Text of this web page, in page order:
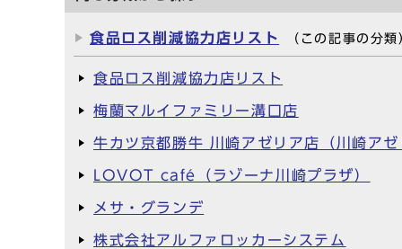
食品ロス削減協力店リスト （この記事の分類
食品ロス削減協力店リスト
梅蘭マルイファミリー溝口店
牛カツ京都勝牛 川崎アゼリア店（川崎アゼ
LOVOT café（ラゾーナ川崎プラザ）
メサ・グランデ
株式会社アルファロッカーシステム